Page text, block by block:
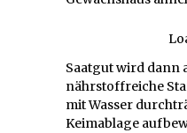
Saatgut wird dann
nährstoffreiche
mit Wasser
Keimablage